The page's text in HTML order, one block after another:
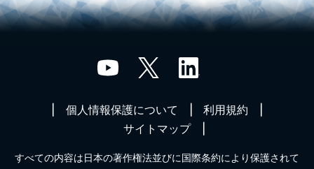
個人情報保護について
利用規約
サイトマップ
すべての内容は日本の著作権法並びに国際条約により保護されて